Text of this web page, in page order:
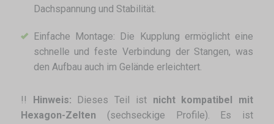
Dachspannung und Stabilität.
Einfache Montage: Die Kupplung ermöglicht eine
schnelle und feste Verbindung der Stangen, was
den Aufbau auch im Gelände erleichtert.
!! Hinweis: Dieses Teil ist nicht kompatibel mit
Hexagon-Zelten (sechseckige Profile). Es ist